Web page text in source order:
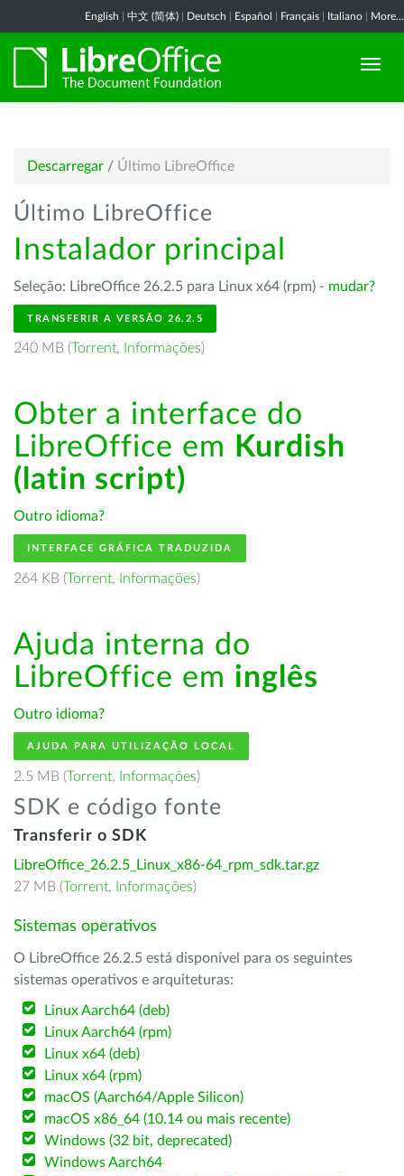
English 中文 (简体) Deutsch Español Français Italiano More...
Descarregar / Último LibreOffice
Último LibreOffice
Instalador principal
Seleção: LibreOffice 26.2.5 para Linux x64 (rpm) - mudar?
TRANSFERIR A VERSÃO 26.2.5
240 MB (Torrent, Informações)
Obter a interface do
LibreOffice em Kurdish
(latin script)
Outro idioma?
INTERFACE GRÁFICA TRADUZIDA
264 KB (Torrent, Informações)
Ajuda interna do
LibreOffice em inglês
Outro idioma?
AJUDA PARA UTILIZAÇÃO LOCAL
2.5 MB (Torrent, Informações)
SDK e código fonte
Transferir o SDK
LibreOffice_26.2.5_Linux_x86-64_rpm_sdk.tar.gz
27 MB (Torrent, Informações)
Sistemas operativos
O LibreOffice 26.2.5 está disponível para os seguintes
sistemas operativos e arquiteturas:
Linux Aarch64 (deb)
Linux Aarch64 (rpm)
Linux x64 (deb)
Linux x64 (rpm)
macOS (Aarch64/Apple Silicon)
macOS x86_64 (10.14 ou mais recente)
Windows (32 bit, deprecated)
Windows Aarch64